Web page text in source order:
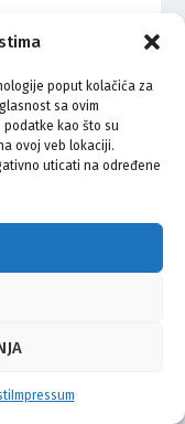
poput kolačića za
sa ovim
kao što su
ovoj veb lokaciji.
uticati na određene
Impressum
Zagreba 2026